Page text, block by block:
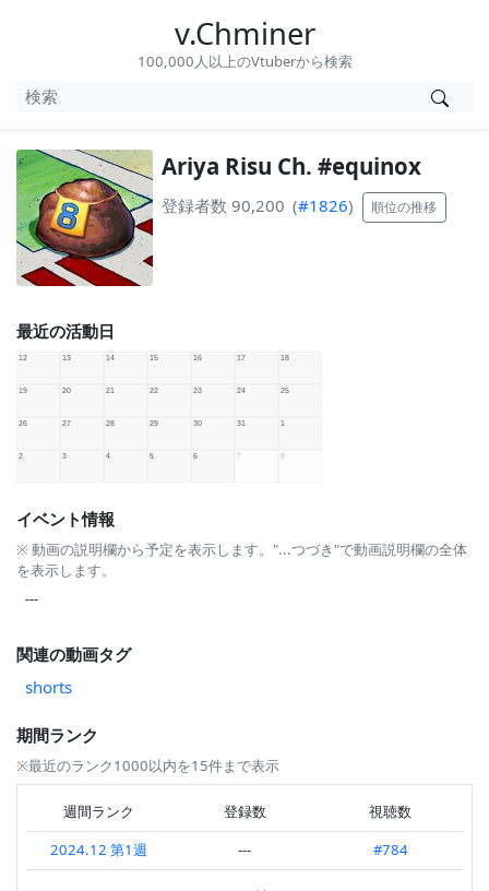
v.Chminer
100,000人以上のVtuberから検索
Ariya Risu Ch. #equinox
登録者数 90,200 (#1826) 順位の推移
最近の活動日
イベント情報
※ 動画の説明欄から予定を表示します。"...つづき"で動画説明欄の全体
を表示します。
---
関連の動画タグ
shorts
期間ランク
※最近のランク1000以内を15件まで表示
週間ランク 登録数
視聴数
2024.12 第1週
---
#784